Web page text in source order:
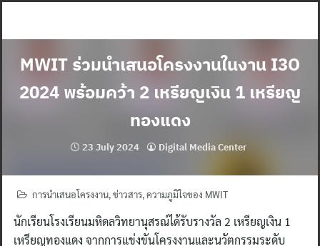
MWIT ร่วมนำเสนอโครงงานในงาน I3O
2024 พร้อมคว้า 2 เหรียญเงิน 1 เหรียญ
ทองแดง
23 July 2024 Digital Media Center
การนำเสนอโครงงาน,ข่าวสาร,ความภูมิใจของ MWIT
นักเรียนโรงเรียนมหิดลวิทยานุสรณ์ได้รับรางวัล 2 เหรียญเงิน 1
เหรียญทองแดง จากการแข่งขันโครงงานและนวัตกรรมระดับ